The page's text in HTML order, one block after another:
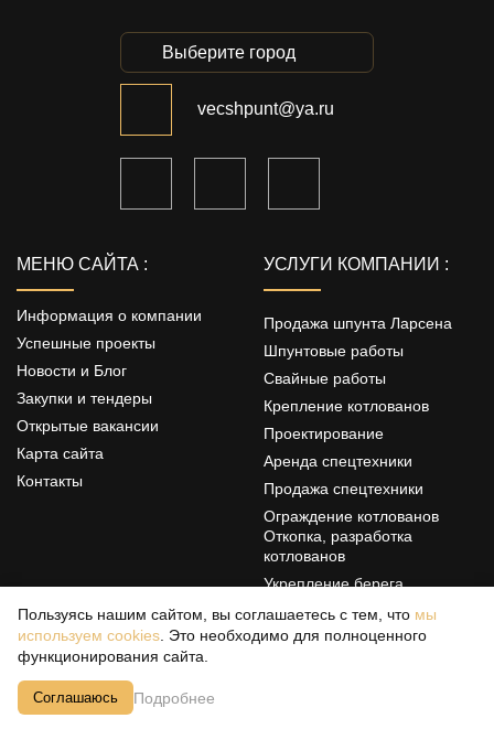
Выберите город
vecshpunt@ya.ru
МЕНЮ САЙТА :
Информация о компании
Успешные проекты
Новости и Блог
Закупки и тендеры
Открытые вакансии
Карта сайта
Контакты
УСЛУГИ КОМПАНИИ :
Продажа шпунта Ларсена
Шпунтовые работы
Свайные работы
Крепление котлованов
Проектирование
Аренда спецтехники
Продажа спецтехники
Ограждение котлованов
Откопка, разработка
котлованов
Укрепление берега
Цементация грунтов
Свайные фундаменты
Политика конфиденциальности
Пользуясь нашим сайтом, вы соглашаетесь с тем, что мы
используем cookies . Это необходимо для полноценного
функционирования сайта.
Соглашаюсь Подробнее